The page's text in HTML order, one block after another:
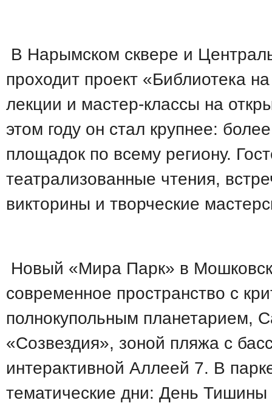
В Нарымском сквере и
проходит проект «Библиотека
лекции и мастер-классы на
этом году он стал крупнее:
площадок по всему региону.
театрализованные чтения,
викторины и творческие
Новый «Мира Парк» в
современное пространство с
полнокупольным планетарием,
«Созвездия», зоной пляжа с
интерактивной Аллеей 7. В
тематические дни: День